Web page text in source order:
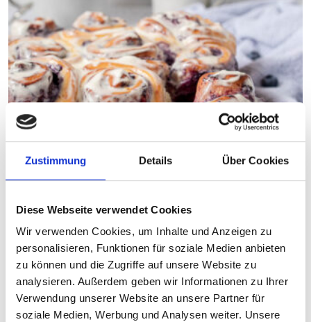
Zustimmung Details Über Cookies
Diese Webseite verwendet Cookies
Wir verwenden Cookies, um Inhalte und Anzeigen zu
personalisieren, Funktionen für soziale Medien anbieten
zu können und die Zugriffe auf unsere Website zu
analysieren. Außerdem geben wir Informationen zu Ihrer
Verwendung unserer Website an unsere Partner für
soziale Medien, Werbung und Analysen weiter. Unsere
Über 90 min Fortgeschritten